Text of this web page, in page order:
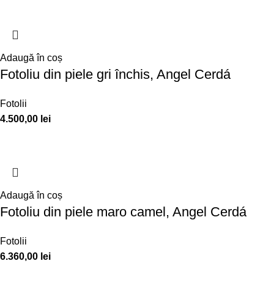
Adaugă în coș
Fotoliu din piele gri închis, Angel Cerdá
Fotolii
4.500,00 lei
Adaugă în coș
Fotoliu din piele maro camel, Angel Cerdá
Fotolii
6.360,00 lei